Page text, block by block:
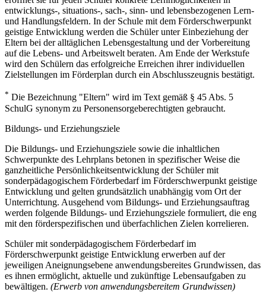
entwicklungs-, situations-, sach-, sinn- und lebensbezogenen Lern-
und Handlungsfeldern. In der Schule mit dem Förderschwerpunkt
geistige Entwicklung werden die Schüler unter Einbeziehung der
Eltern bei der alltäglichen Lebensgestaltung und der Vorbereitung
auf die Lebens- und Arbeitswelt beraten. Am Ende der Werkstufe
wird den Schülern das erfolgreiche Erreichen ihrer individuellen
Zielstellungen im Förderplan durch ein Abschlusszeugnis bestätigt.
* Die Bezeichnung "Eltern" wird im Text gemäß § 45 Abs. 5
SchulG synonym zu Personensorgeberechtigten gebraucht.
Bildungs- und Erziehungsziele
Die Bildungs- und Erziehungsziele sowie die inhaltlichen
Schwerpunkte des Lehrplans betonen in spezifischer Weise die
ganzheitliche Persönlichkeitsentwicklung der Schüler mit
sonderpädagogischem Förderbedarf im Förderschwerpunkt geistige
Entwicklung und gelten grundsätzlich unabhängig vom Ort der
Unterrichtung. Ausgehend vom Bildungs- und Erziehungsauftrag
werden folgende Bildungs- und Erziehungsziele formuliert, die eng
mit den förderspezifischen und überfachlichen Zielen korrelieren.
Schüler mit sonderpädagogischem Förderbedarf im
Förderschwerpunkt geistige Entwicklung erwerben auf der
jeweiligen Aneignungsebene anwendungsbereites Grundwissen, das
es ihnen ermöglicht, aktuelle und zukünftige Lebensaufgaben zu
bewältigen. (Erwerb von anwendungsbereitem Grundwissen)